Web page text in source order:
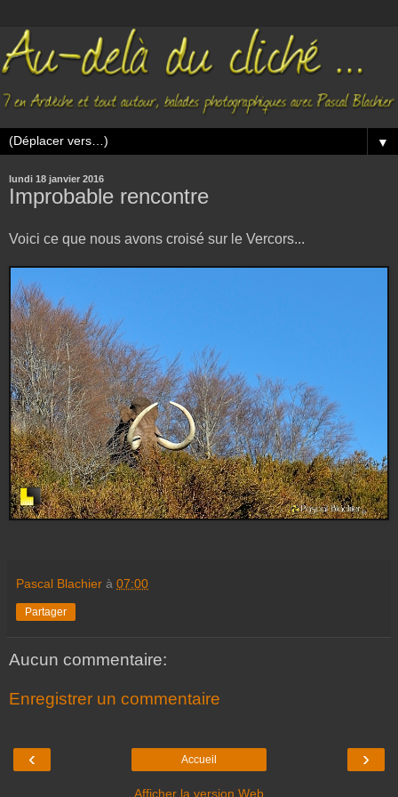
▼
lundi 18 janvier 2016
Improbable rencontre
Voici ce que nous avons croisé sur le Vercors...
Pascal Blachier à 07:00
Partager
Aucun commentaire:
Enregistrer un commentaire
‹ ›
Accueil
Afficher la version Web